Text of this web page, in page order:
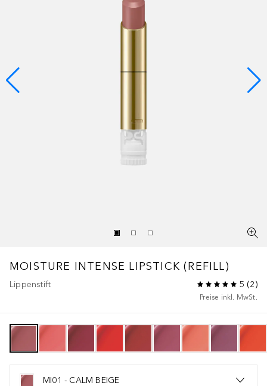
MOISTURE INTENSE LIPSTICK (REFILL)
Lippenstift 5 (2)
Preise inkl. MwSt.
MI01 - CALM BEIGE